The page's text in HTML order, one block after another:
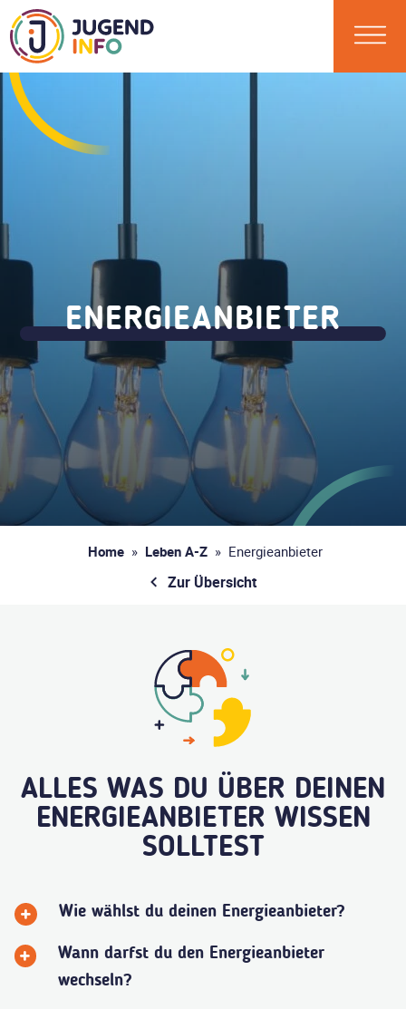
ENERGIEANBIETER
Home » Leben A-Z » Energieanbieter
Zur Übersicht
ALLES WAS DU ÜBER DEINEN
ENERGIEANBIETER WISSEN
SOLLTEST
Wie wählst du deinen Energieanbieter?
Wann darfst du den Energieanbieter
wechseln?